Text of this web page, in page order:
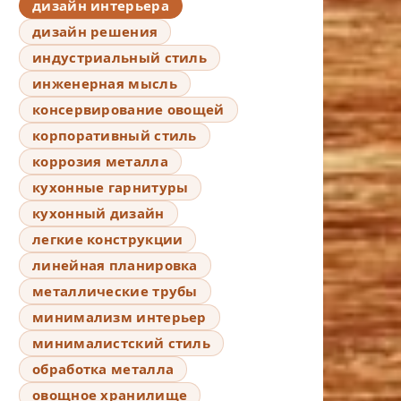
дизайн интерьера
дизайн решения
индустриальный стиль
инженерная мысль
консервирование овощей
корпоративный стиль
коррозия металла
кухонные гарнитуры
кухонный дизайн
легкие конструкции
линейная планировка
металлические трубы
минимализм интерьер
минималистский стиль
обработка металла
овощное хранилище